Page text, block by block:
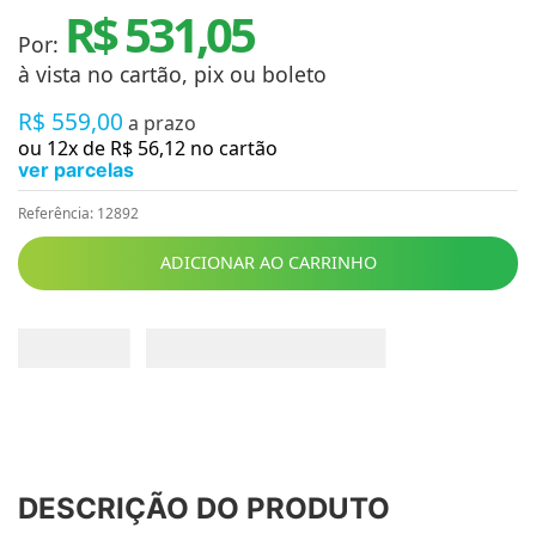
Por: R$ 531,05
à vista no cartão, pix ou boleto
R$ 559,00 a prazo
ou 12x de R$ 56,12 no cartão
ver parcelas
Referência: 12892
ADICIONAR AO CARRINHO
DESCRIÇÃO DO PRODUTO